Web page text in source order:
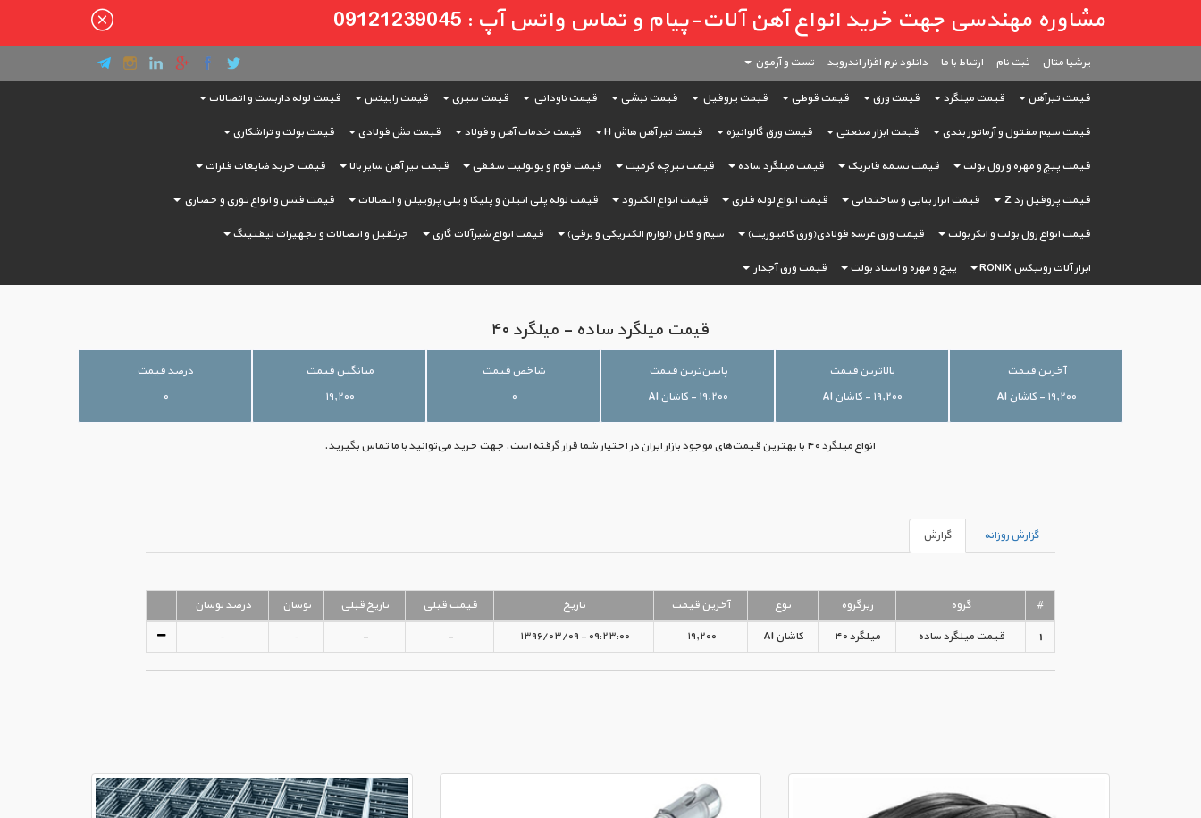
مشاوره مهندسی جهت خرید انواع آهن آلات-پیام و تماس واتس آپ : 09121239045
پرشیا متال ثبت ‌نام ارتباط با ما دانلود نرم افزار اندروید تست و آزمون
قیمت تیرآهن قیمت میلگرد قیمت ورق قیمت قوطی قیمت پروفیل قیمت نبشی قیمت ناودانی قیمت سپری قیمت رابیتس قیمت لوله داربست و اتصالات
قیمت سیم مفتول و آرماتور بندی قیمت ابزار صنعتی قیمت ورق گالوانیزه قیمت تیر آهن هاش H قیمت خدمات آهن و فولاد قیمت مش فولادی قیمت بولت و تراشکاری
قیمت پیچ و مهره و رول بولت قیمت تسمه فابریک قیمت میلگرد ساده قیمت تیرچه کرمیت قیمت فوم و یونولیت سقفی قیمت تیر آهن سایز بالا قیمت خرید ضایعات فلزات
قیمت پروفیل زد Z قیمت ابزار بنایی و ساختمانی قیمت انواع لوله فلزی قیمت انواع الکترود قیمت لوله پلی اتیلن و پلیکا و پلی پروپیلن و اتصالات قیمت فنس و انواع توری و حصاری
قیمت انواع رول بولت و انکر بولت قیمت ورق عرشه فولادی(ورق کامپوزیت) سیم و کابل (لوازم الکتریکی و برقی) قیمت انواع شیرآلات گازی جرثقیل و اتصالات و تجهیزات لیفتینگ
ابزار آلات رونیکس RONIX پیچ و مهره و استاد بولت قیمت ورق آجدار
قیمت میلگرد ساده - میلگرد ۴۰
آخرین قیمت
۱۹,۲۰۰ - کاشان AI
بالاترین قیمت
۱۹,۲۰۰ - کاشان AI
پایین‌ترین قیمت
۱۹,۲۰۰ - کاشان AI
شاخص قیمت
۰
میانگین قیمت
۱۹,۲۰۰
درصد قیمت
۰
انواع میلگرد ۴۰ با بهترین قیمت‌های موجود بازار ایران در اختیار شما قرار گرفته است. جهت خرید می‌توانید با ما تماس بگیرید.
گزارش روزانه گزارش
# گروه زیرگروه نوع آخرین قیمت تاریخ قیمت قبلی تاریخ قبلی نوسان
درصد نوسان
1
قیمت میلگرد ساده میلگرد ۴۰ کاشان AI ۱۹,۲۰۰ ۰۹:۲۳:۰۰ - ۱۳۹۶/۰۳/۰۹ -
-
-
-